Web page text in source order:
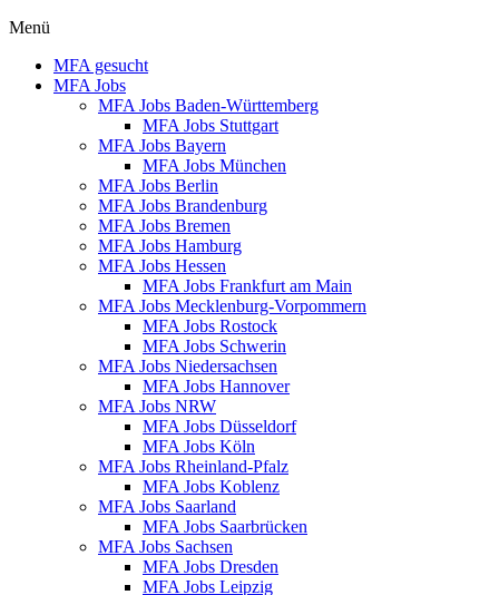
Menü
MFA gesucht
MFA Jobs
MFA Jobs Baden-Württemberg
MFA Jobs Stuttgart
MFA Jobs Bayern
MFA Jobs München
MFA Jobs Berlin
MFA Jobs Brandenburg
MFA Jobs Bremen
MFA Jobs Hamburg
MFA Jobs Hessen
MFA Jobs Frankfurt am Main
MFA Jobs Mecklenburg-Vorpommern
MFA Jobs Rostock
MFA Jobs Schwerin
MFA Jobs Niedersachsen
MFA Jobs Hannover
MFA Jobs NRW
MFA Jobs Düsseldorf
MFA Jobs Köln
MFA Jobs Rheinland-Pfalz
MFA Jobs Koblenz
MFA Jobs Saarland
MFA Jobs Saarbrücken
MFA Jobs Sachsen
MFA Jobs Dresden
MFA Jobs Leipzig